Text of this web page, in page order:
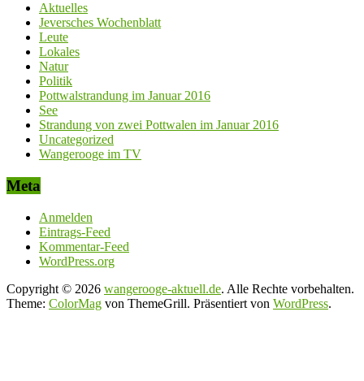
Aktuelles
Jeversches Wochenblatt
Leute
Lokales
Natur
Politik
Pottwalstrandung im Januar 2016
See
Strandung von zwei Pottwalen im Januar 2016
Uncategorized
Wangerooge im TV
Meta
Anmelden
Eintrags-Feed
Kommentar-Feed
WordPress.org
Copyright © 2026 wangerooge-aktuell.de. Alle Rechte vorbehalten.
Theme: ColorMag von ThemeGrill. Präsentiert von WordPress.